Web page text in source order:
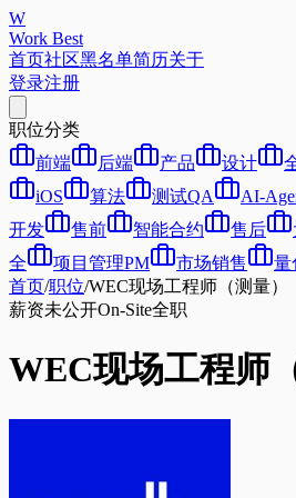
W
Work Best
首页社区黑名单简历关于
登录注册
职位分类
前端
后端 产品 设计
iOS
算法 测试QA AI-
开发
售前 智能合约 售后
全
项目管理PM 市场销售 量
首页/职位/WEC现场工程师（测量）
薪资未公开On-Site全职
WEC现场工程师